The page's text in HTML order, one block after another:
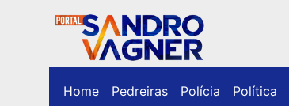
Home Pedreiras Polícia Política